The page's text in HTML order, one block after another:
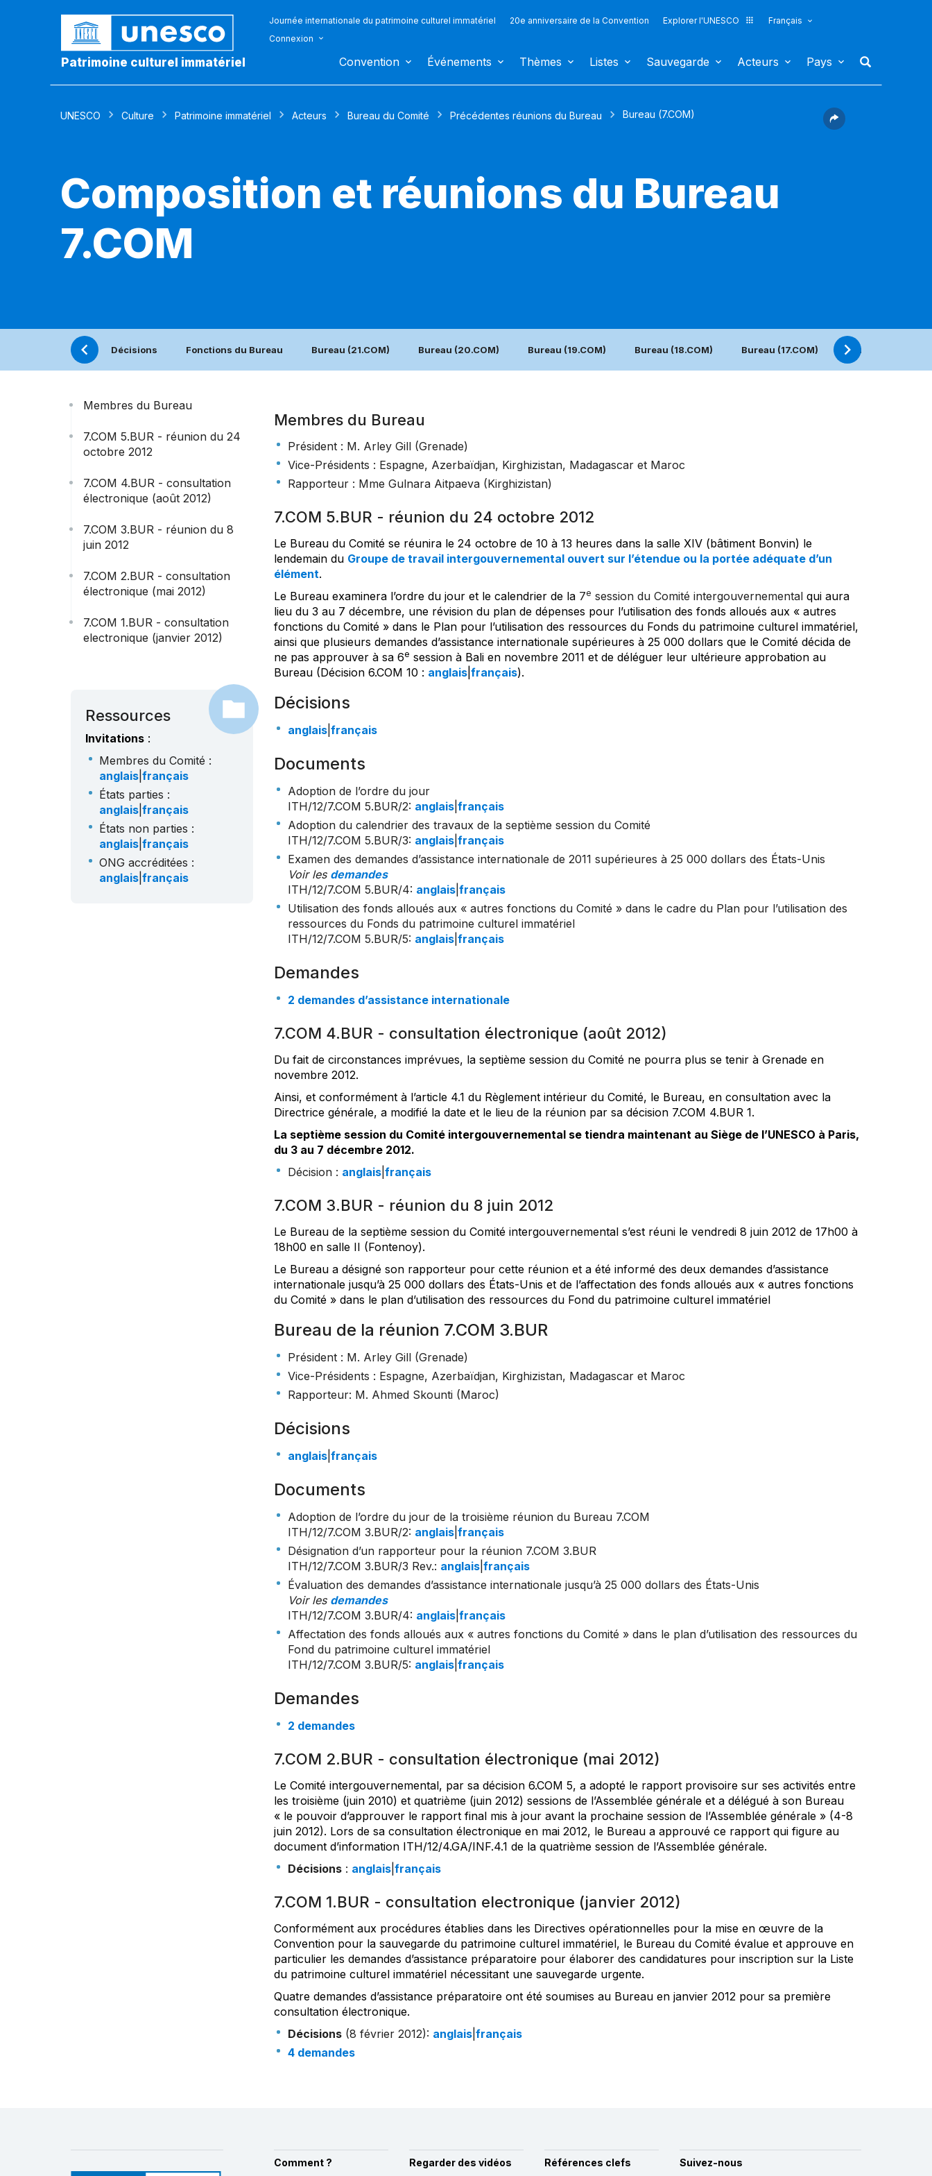
Patrimoine culturel immatériel
Journée internationale du patrimoine culturel immatériel 20e anniversaire de la Convention Explorer l'UNESCO
Français
Connexion
Convention Événements Thèmes Listes Sauvegarde Acteurs Pays
UNESCO Culture Patrimoine immatériel Acteurs Bureau du Comité Précédentes réunions du Bureau Bureau (7.COM)
Composition et réunions du Bureau
7.COM
Décisions Fonctions du Bureau Bureau (21.COM) Bureau (20.COM) Bureau (19.COM) Bureau (18.COM) Bureau (17.COM) Bureau (16.COM)
Membres du Bureau
7.COM 5.BUR - réunion du 24
octobre 2012
7.COM 4.BUR - consultation
électronique (août 2012)
7.COM 3.BUR - réunion du 8
juin 2012
7.COM 2.BUR - consultation
électronique (mai 2012)
7.COM 1.BUR - consultation
electronique (janvier 2012)
Ressources
Invitations :
Membres du Comité :
anglais français
États parties :
anglais français
États non parties :
anglais français
ONG accréditées :
anglais français
Membres du Bureau
Président : M. Arley Gill (Grenade)
Vice-Présidents : Espagne, Azerbaïdjan, Kirghizistan, Madagascar et Maroc
Rapporteur : Mme Gulnara Aitpaeva (Kirghizistan)
7.COM 5.BUR - réunion du 24 octobre 2012
Le Bureau du Comité se réunira le 24 octobre de 10 à 13 heures dans la salle XIV (bâtiment Bonvin) le
lendemain du Groupe de travail intergouvernemental ouvert sur l’étendue ou la portée adéquate d’un
élément.
Le Bureau examinera l’ordre du jour et le calendrier de la 7e session du Comité intergouvernementalqui aura
lieu du 3 au 7 décembre, une révision du plan de dépenses pour l’utilisation des fonds alloués aux « autres
fonctions du Comité » dans le Plan pour l’utilisation des ressources du Fonds du patrimoine culturel immatériel,
ainsi que plusieurs demandes d’assistance internationale supérieures à 25 000 dollars que le Comité décida de
ne pas approuver à sa 6e session à Bali en novembre 2011 et de déléguer leur ultérieure approbation au
Bureau (Décision 6.COM 10 : anglais| français).
Décisions
anglais| français
Documents
Adoption de l’ordre du jour
ITH/12/7.COM 5.BUR/2: anglais| français
Adoption du calendrier des travaux de la septième session du Comité
ITH/12/7.COM 5.BUR/3: anglais| français
Examen des demandes d’assistance internationale de 2011 supérieures à 25 000 dollars des États-Unis
Voir les demandes
ITH/12/7.COM 5.BUR/4: anglais| français
Utilisation des fonds alloués aux « autres fonctions du Comité » dans le cadre du Plan pour l’utilisation des
ressources du Fonds du patrimoine culturel immatériel
ITH/12/7.COM 5.BUR/5: anglais| français
Demandes
2 demandes d’assistance internationale
7.COM 4.BUR - consultation électronique (août 2012)
Du fait de circonstances imprévues, la septième session du Comité ne pourra plus se tenir à Grenade en
novembre 2012.
Ainsi, et conformément à l’article 4.1 du Règlement intérieur du Comité, le Bureau, en consultation avec la
Directrice générale, a modifié la date et le lieu de la réunion par sa décision 7.COM 4.BUR 1.
La septième session du Comité intergouvernemental se tiendra maintenant au Siège de l’UNESCO à Paris,
du 3 au 7 décembre 2012.
Décision : anglais| français
7.COM 3.BUR - réunion du 8 juin 2012
Le Bureau de la septième session du Comité intergouvernemental s’est réuni le vendredi 8 juin 2012 de 17h00 à
18h00 en salle II (Fontenoy).
Le Bureau a désigné son rapporteur pour cette réunion et a été informé des deux demandes d’assistance
internationale jusqu’à 25 000 dollars des États-Unis et de l’affectation des fonds alloués aux « autres fonctions
du Comité » dans le plan d’utilisation des ressources du Fond du patrimoine culturel immatériel
Bureau de la réunion 7.COM 3.BUR
Président : M. Arley Gill (Grenade)
Vice-Présidents : Espagne, Azerbaïdjan, Kirghizistan, Madagascar et Maroc
Rapporteur: M. Ahmed Skounti (Maroc)
Décisions
anglais| français
Documents
Adoption de l’ordre du jour de la troisième réunion du Bureau 7.COM
ITH/12/7.COM 3.BUR/2: anglais| français
Désignation d’un rapporteur pour la réunion 7.COM 3.BUR
ITH/12/7.COM 3.BUR/3 Rev.: anglais| français
Évaluation des demandes d’assistance internationale jusqu’à 25 000 dollars des États-Unis
Voir les demandes
ITH/12/7.COM 3.BUR/4: anglais| français
Affectation des fonds alloués aux « autres fonctions du Comité » dans le plan d’utilisation des ressources du
Fond du patrimoine culturel immatériel
ITH/12/7.COM 3.BUR/5: anglais| français
Demandes
2 demandes
7.COM 2.BUR - consultation électronique (mai 2012)
Le Comité intergouvernemental, par sa décision 6.COM 5, a adopté le rapport provisoire sur ses activités entre
les troisième (juin 2010) et quatrième (juin 2012) sessions de l’Assemblée générale et a délégué à son Bureau
« le pouvoir d’approuver le rapport final mis à jour avant la prochaine session de l’Assemblée générale » (4-8
juin 2012). Lors de sa consultation électronique en mai 2012, le Bureau a approuvé ce rapport qui figure au
document d’information ITH/12/4.GA/INF.4.1 de la quatrième session de l’Assemblée générale.
Décisions: anglais| français
7.COM 1.BUR - consultation electronique (janvier 2012)
Conformément aux procédures établies dans les Directives opérationnelles pour la mise en œuvre de la
Convention pour la sauvegarde du patrimoine culturel immatériel, le Bureau du Comité évalue et approuve en
particulier les demandes d’assistance préparatoire pour élaborer des candidatures pour inscription sur la Liste
du patrimoine culturel immatériel nécessitant une sauvegarde urgente.
Quatre demandes d’assistance préparatoire ont été soumises au Bureau en janvier 2012 pour sa première
consultation électronique.
Décisions(8 février 2012): anglais| français
4 demandes
Comment ? Regarder des vidéos Références clefs Suivez-nous